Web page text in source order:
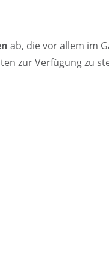
ab, die vor allem im
zur Verfügung zu